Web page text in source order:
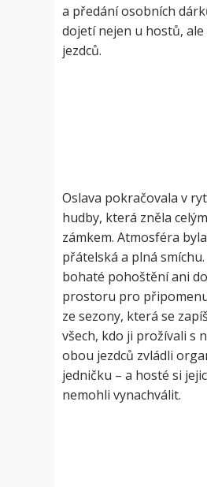
a předání osobních
dojetí nejen u hostů,
jezdců.
Oslava pokračovala v
hudby, která zněla
zámkem. Atmosféra
přátelská a plná
bohaté pohoštění ani
prostoru pro
ze sezony, která se
všech, kdo ji prožívali s
obou jezdců zvládli
jedničku – a hosté si
nemohli vynachválit.